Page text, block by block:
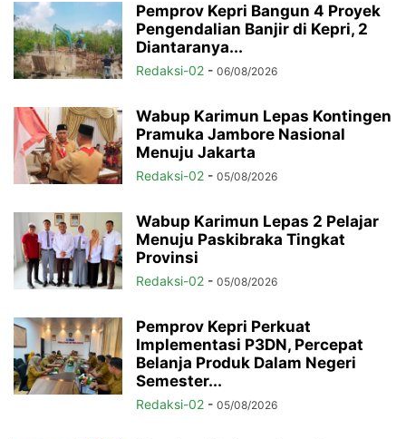
Pemprov Kepri Bangun 4 Proyek
Pengendalian Banjir di Kepri, 2
Diantaranya...
Redaksi-02 - 06/08/2026
Wabup Karimun Lepas Kontingen
Pramuka Jambore Nasional
Menuju Jakarta
Redaksi-02 - 05/08/2026
Wabup Karimun Lepas 2 Pelajar
Menuju Paskibraka Tingkat
Provinsi
Redaksi-02 - 05/08/2026
Pemprov Kepri Perkuat
Implementasi P3DN, Percepat
Belanja Produk Dalam Negeri
Semester...
Redaksi-02 - 05/08/2026